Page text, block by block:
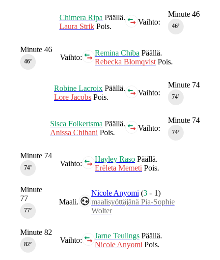
Minute 46
46‎’‎
Vaihto:
Chimera Ripa Päällä.
Laura Strik Pois.
Vaihto:
Remina Chiba Päällä.
Rebecka Blomqvist Pois.
Minute 46
46‎’‎
Minute 74
74‎’‎
Vaihto:
Robine Lacroix Päällä.
Lore Jacobs Pois.
Minute 74
74‎’‎
Vaihto:
Sisca Folkertsma Päällä.
Anissa Chibani Pois.
Vaihto:
Hayley Raso Päällä.
Erëleta Memeti Pois.
Minute 74
74‎’‎
Maali.
Nicole Anyomi (3 - 1)
maalisyöttäjänä Pia-Sophie
Wolter
Minute
77
77‎’‎
Vaihto:
Jarne Teulings Päällä.
Nicole Anyomi Pois.
Minute 82
82‎’‎